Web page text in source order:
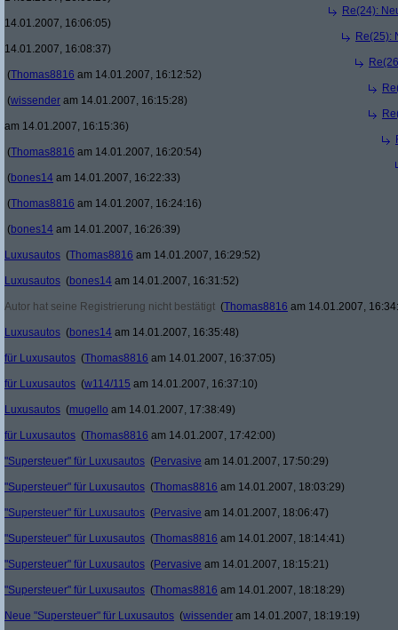
Re(24):
14.01.2007, 16:06:05)
Re(25):
14.01.2007, 16:08:37)
(Thomas8816 am 14.01.2007, 16:12:52)
(wissender am 14.01.2007, 16:15:28)
am 14.01.2007, 16:15:36)
(Thomas8816 am 14.01.2007, 16:20:54)
(bones14 am 14.01.2007, 16:22:33)
(Thomas8816 am 14.01.2007, 16:24:16)
(bones14 am 14.01.2007, 16:26:39)
Luxusautos (Thomas8816 am 14.01.2007, 16:29:52)
Luxusautos (bones14 am 14.01.2007, 16:31:52)
Autor hat seine Registrierung nicht bestätigt (Thomas8816 am 14.01.2007,
Luxusautos (bones14 am 14.01.2007, 16:35:48)
für Luxusautos (Thomas8816 am 14.01.2007, 16:37:05)
für Luxusautos (w114/115 am 14.01.2007, 16:37:10)
Luxusautos (mugello am 14.01.2007, 17:38:49)
für Luxusautos (Thomas8816 am 14.01.2007, 17:42:00)
"Supersteuer" für Luxusautos (Pervasive am 14.01.2007, 17:50:29)
"Supersteuer" für Luxusautos (Thomas8816 am 14.01.2007, 18:03:29)
"Supersteuer" für Luxusautos (Pervasive am 14.01.2007, 18:06:47)
"Supersteuer" für Luxusautos (Thomas8816 am 14.01.2007, 18:14:41)
"Supersteuer" für Luxusautos (Pervasive am 14.01.2007, 18:15:21)
"Supersteuer" für Luxusautos (Thomas8816 am 14.01.2007, 18:18:29)
Neue "Supersteuer" für Luxusautos (wissender am 14.01.2007, 18:19:19)